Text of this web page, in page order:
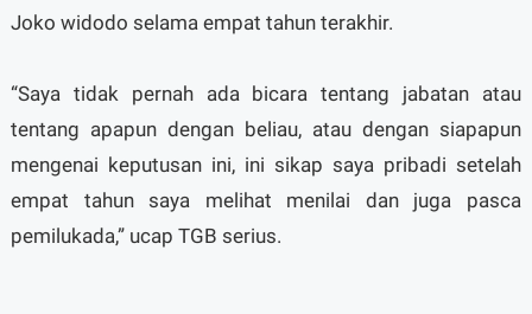
Joko widodo selama empat tahun terakhir.
“Saya tidak pernah ada bicara tentang jabatan atau
tentang apapun dengan beliau, atau dengan siapapun
mengenai keputusan ini, ini sikap saya pribadi setelah
empat tahun saya melihat menilai dan juga pasca
pemilukada,” ucap TGB serius.